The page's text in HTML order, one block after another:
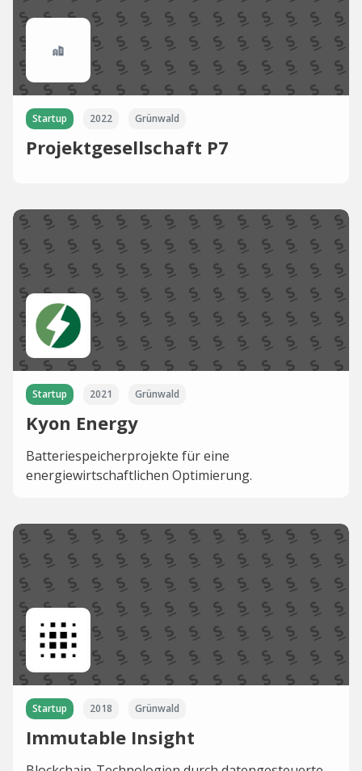
Startup 2022 Grünwald
Projektgesellschaft P7
Startup 2021 Grünwald
Kyon Energy
Batteriespeicherprojekte für eine
energiewirtschaftlichen Optimierung.
Startup 2018 Grünwald
Immutable Insight